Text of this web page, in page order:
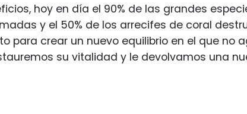
hoy en día el 90% de las grandes
y el 50% de los arrecifes de coral
para crear un nuevo equilibrio en el que no
su vitalidad y le devolvamos una